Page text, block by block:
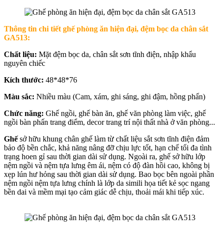
Thông tin chi tiết ghế phòng ăn hiện đại, đệm bọc da chân sắt
GA513:
Chất liệu: Mặt đệm bọc da, chân sắt sơn tĩnh điện, nhập khẩu
nguyên chiếc
Kích thước: 48*48*76
Màu sắc: Nhiều màu (Cam, xám, ghi sáng, ghi đậm, hồng phấn)
Chức năng: Ghế ngồi, ghế bàn ăn, ghế văn phòng làm việc, ghế
ngồi bàn phấn trang điểm, decor trang trí nội thất nhà ở văn phòng...
Ghếsở hữu khung chân ghế làm từ chất liệu sắt sơn tĩnh điện đảm
bảo độ bền chắc, khả năng nâng đỡ chịu lực tốt, hạn chế tối đa tình
trạng hoen gỉ sau thời gian dài sử dụng. Ngoài ra, ghế sở hữu lớp
nệm ngồi và nệm tựa lưng êm ái, nệm có độ đàn hồi cao, không bị
xẹp lún hư hỏng sau thời gian dài sử dụng. Bao bọc bên ngoài phần
nệm ngồi nệm tựa lưng chính là lớp da simili họa tiết kẻ sọc ngang
bền dai và mềm mại tạo cảm giác dễ chịu, thoải mái khi tiếp xúc.